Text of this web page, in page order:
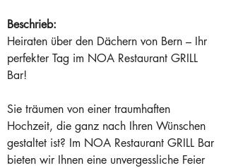
Beschrieb:
Heiraten über den Dächern von Bern – Ihr
perfekter Tag im NOA Restaurant GRILL
Bar!
Sie träumen von einer traumhaften
Hochzeit, die ganz nach Ihren Wünschen
gestaltet ist? Im NOA Restaurant GRILL Bar
bieten wir Ihnen eine unvergessliche Feier